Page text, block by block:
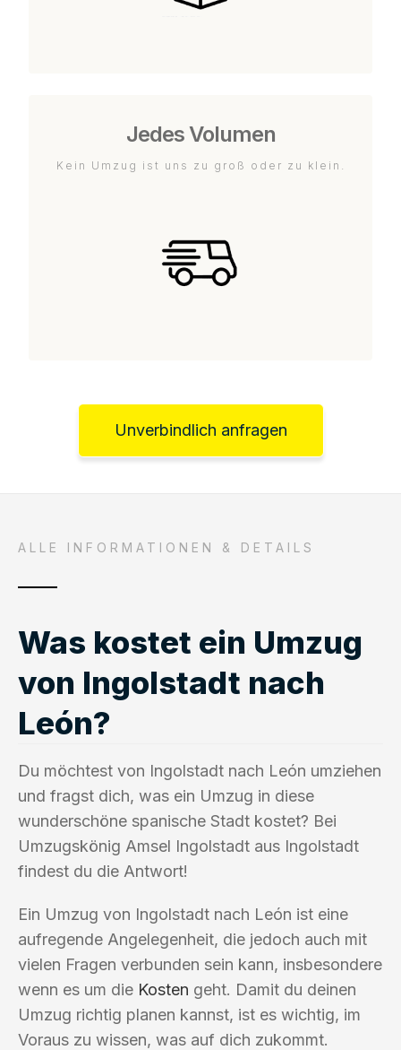
Jedes Volumen
Kein Umzug ist uns zu groß oder zu klein.
Unverbindlich anfragen
ALLE INFORMATIONEN & DETAILS
Was kostet ein Umzug
von Ingolstadt nach
León?
Du möchtest von Ingolstadt nach León umziehen
und fragst dich, was ein Umzug in diese
wunderschöne spanische Stadt kostet? Bei
Umzugskönig Amsel Ingolstadt aus Ingolstadt
findest du die Antwort!
Ein Umzug von Ingolstadt nach León ist eine
aufregende Angelegenheit, die jedoch auch mit
vielen Fragen verbunden sein kann, insbesondere
wenn es um die Kosten geht. Damit du deinen
Umzug richtig planen kannst, ist es wichtig, im
Voraus zu wissen, was auf dich zukommt.